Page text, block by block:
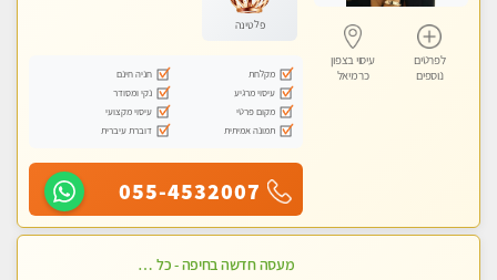
לפרטים
נוספים
עיסוי בצפון
כרמיאל
פלטינה
מקלחת
חניה חינם
עיסוי מרגיע
נקי ומסודר
מקום פרטי
עיסוי מקצועי
תמונה אמיתית
דוברת עיברית
055-4532007
מעסה חדשה בחיפה - כל סוגי העיסויים מעסה מקצועית ואיכותית פרטי!!!